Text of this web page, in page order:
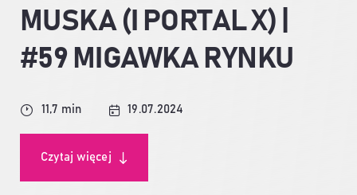
MUSKA (I PORTAL X) |
#59 MIGAWKA RYNKU
11,7 min 19.07.2024
Czytaj więcej